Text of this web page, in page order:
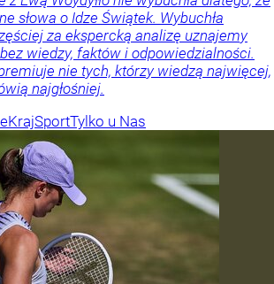
słowa o Idze Świątek. Wybuchła
za ekspercką analizę uznajemy
wiedzy, faktów i odpowiedzialności.
nie tych, którzy wiedzą najwięcej,
najgłośniej.
KrajSportTylko u Nas